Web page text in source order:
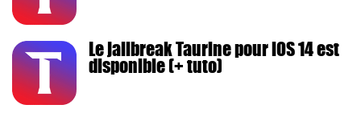
Le jailbreak Taurine pour iOS 14 est
disponible (+ tuto)